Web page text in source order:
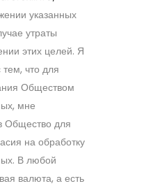
указанных
утраты
этих целей. Я
что для
Обществом
мне
Общество для
на обработку
В любой
валюта, а есть